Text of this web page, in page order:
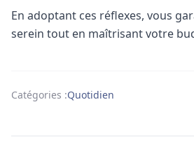
En adoptant ces réflexes, vous
serein tout en maîtrisant votre
Catégories :Quotidien